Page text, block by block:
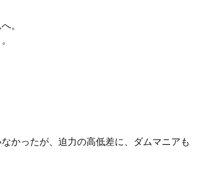
。
かったが、迫力の高低差に、ダムマニアも